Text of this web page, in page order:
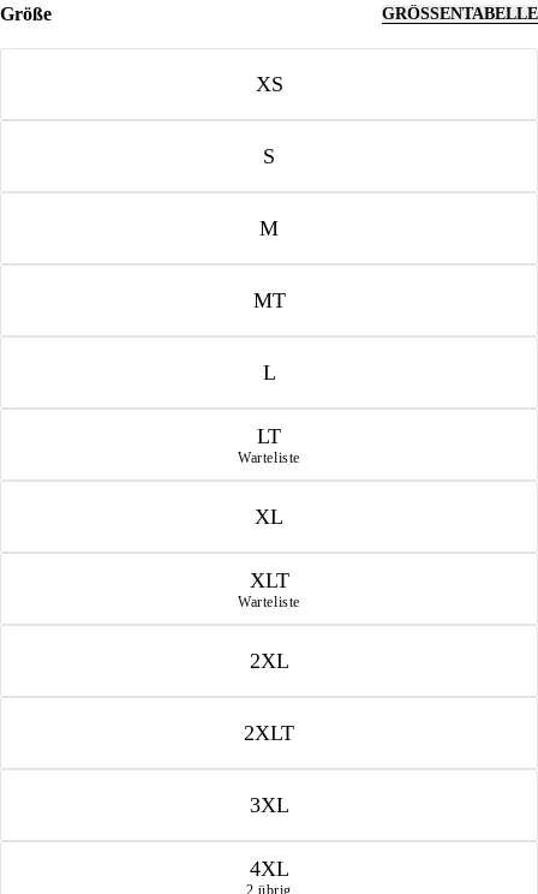
Größe GRÖSSENTABELLE
XS
S
M
MT
L
LT
Warteliste
XL
XLT
Warteliste
2XL
2XLT
3XL
4XL
2 übrig